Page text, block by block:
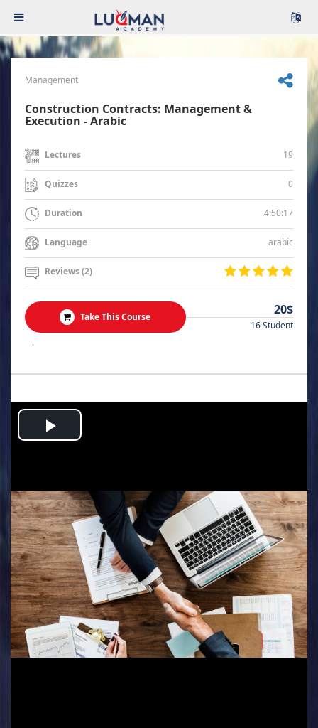
Management
Construction Contracts: Management &
Execution - Arabic
Lectures 19
Quizzes 0
Duration 4:50:17
Language arabic
Reviews (2)
Take This Course 20$
16 Student
.
Play